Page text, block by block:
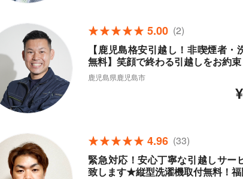
5.00 (2)
【鹿児島格安引越し！非喫煙者・
無料】笑顔で終わる引越しをお約束
鹿児島県鹿児島市
4.96 (33)
緊急対応！安心丁寧な引越しサー
致します★縦型洗濯機取付無料！福